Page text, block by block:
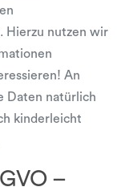
Hierzu nutzen wir
An
Daten natürlich
kinderleicht
–